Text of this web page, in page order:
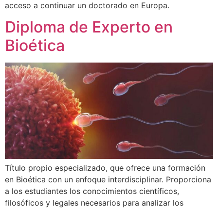
acceso a continuar un doctorado en Europa.
Diploma de Experto en
Bioética
Título propio especializado, que ofrece una formación
en Bioética con un enfoque interdisciplinar. Proporciona
a los estudiantes los conocimientos científicos,
filosóficos y legales necesarios para analizar los